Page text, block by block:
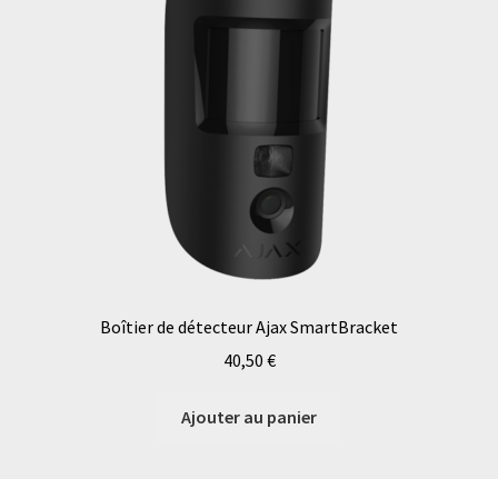
Boîtier de détecteur Ajax SmartBracket
40,50 €
Ajouter au panier